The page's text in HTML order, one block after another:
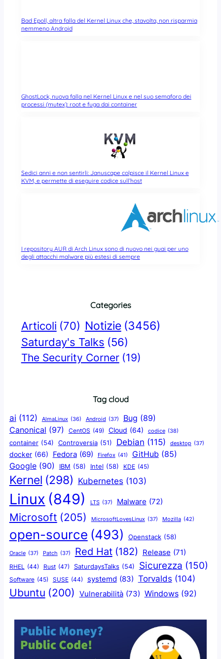
Bad Epoll, altra falla del Kernel Linux che, stavolta, non risparmia
nemmeno Android
GhostLock, nuova falla nel Kernel Linux e nel suo semaforo dei
processi (mutex): root e fuga dai container
Sedici anni e non sentirli: Januscape colpisce il Kernel Linux e
KVM, e permette di eseguire codice sull’host
I repository AUR di Arch Linux sono di nuovo nei guai per uno
degli attacchi malware più estesi di sempre
Categories
Articoli (70) Notizie (3456)
Saturday's Talks (56)
The Security Corner (19)
Tag cloud
ai (112) AlmaLinux (36) Android (37) Bug (89)
Canonical (97) CentOS (49) Cloud (64) codice (38)
container (54) Controversia (51) Debian (115) desktop (37)
docker (66) Fedora (69) Firefox (41) GitHub (85)
Google (90) IBM (58) Intel (58) KDE (45)
Kernel (298) Kubernetes (103)
Linux (849) LTS (37) Malware (72)
Microsoft (205) MicrosoftLovesLinux (37) Mozilla (42)
open-source (493) Openstack (58)
Oracle (37) Patch (37) Red Hat (182) Release (71)
RHEL (44) Rust (47) SaturdaysTalks (54) Sicurezza (150)
Software (45) SUSE (44) systemd (83) Torvalds (104)
Ubuntu (200) Vulnerabilità (73) Windows (92)